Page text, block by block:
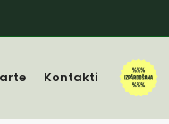
Kontakti